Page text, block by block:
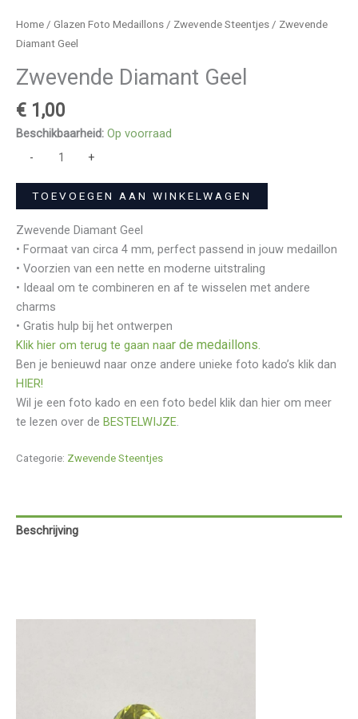
Home / Glazen Foto Medaillons / Zwevende Steentjes / Zwevende
Diamant Geel
Zwevende Diamant Geel
€ 1,00
Beschikbaarheid: Op voorraad
-
+
TOEVOEGEN AAN WINKELWAGEN
Zwevende Diamant Geel
• Formaat van circa 4 mm, perfect passend in jouw medaillon
• Voorzien van een nette en moderne uitstraling
• Ideaal om te combineren en af te wisselen met andere
charms
• Gratis hulp bij het ontwerpen
Klik hier om terug te gaan naar de medaillons.
Ben je benieuwd naar onze andere unieke foto kado’s klik dan
HIER!
Wil je een foto kado en een foto bedel klik dan hier om meer
te lezen over de BESTELWIJZE.
Categorie: Zwevende Steentjes
Beschrijving